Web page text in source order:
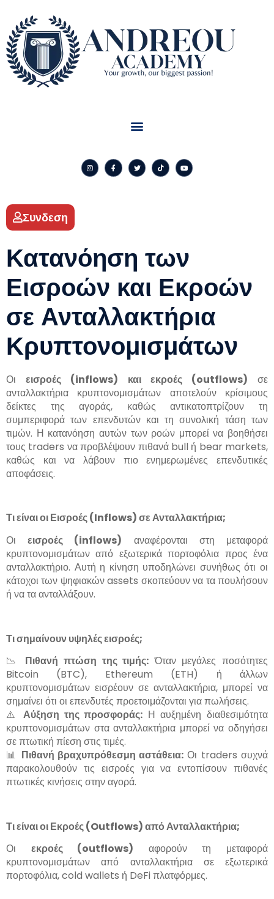
Συνδεση
Κατανόηση των
Εισροών και Εκροών
σε Ανταλλακτήρια
Κρυπτονομισμάτων
Οιεισροές (inflows) και εκροές (outflows) σε
ανταλλακτήρια κρυπτονομισμάτων αποτελούν κρίσιμους
δείκτες της αγοράς, καθώς αντικατοπτρίζουν τη
συμπεριφορά των επενδυτών και τη συνολική τάση των
τιμών. Η κατανόηση αυτών των ροών μπορεί να βοηθήσει
τους traders να προβλέψουν πιθανά bull ή bear markets,
καθώς και να λάβουν πιο ενημερωμένες επενδυτικές
αποφάσεις.
Τι είναι οι Εισροές (Inflows) σε Ανταλλακτήρια;
Οιεισροές (inflows) αναφέρονται στη μεταφορά
κρυπτονομισμάτων από εξωτερικά πορτοφόλια προς ένα
ανταλλακτήριο. Αυτή η κίνηση υποδηλώνει συνήθως ότι οι
κάτοχοι των ψηφιακών assets σκοπεύουν να τα πουλήσουν
ή να τα ανταλλάξουν.
Τι σημαίνουν υψηλές εισροές;
📉 Πιθανή πτώση της τιμής: Όταν μεγάλες ποσότητες
Bitcoin (BTC), Ethereum (ETH) ή άλλων
κρυπτονομισμάτων εισρέουν σε ανταλλακτήρια, μπορεί να
σημαίνει ότι οι επενδυτές προετοιμάζονται για πωλήσεις.
⚠️Αύξηση της προσφοράς: Η αυξημένη διαθεσιμότητα
κρυπτονομισμάτων στα ανταλλακτήρια μπορεί να οδηγήσει
σε πτωτική πίεση στις τιμές.
📊 Πιθανή βραχυπρόθεσμη αστάθεια: Οι traders συχνά
παρακολουθούν τις εισροές για να εντοπίσουν πιθανές
πτωτικές κινήσεις στην αγορά.
Τι είναι οι Εκροές (Outflows) από Ανταλλακτήρια;
Οι εκροές (outflows) αφορούν τη μεταφορά
κρυπτονομισμάτων από ανταλλακτήρια σε εξωτερικά
πορτοφόλια, cold wallets ή DeFi πλατφόρμες.